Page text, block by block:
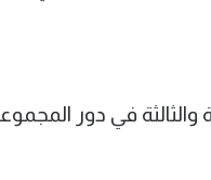
في دور